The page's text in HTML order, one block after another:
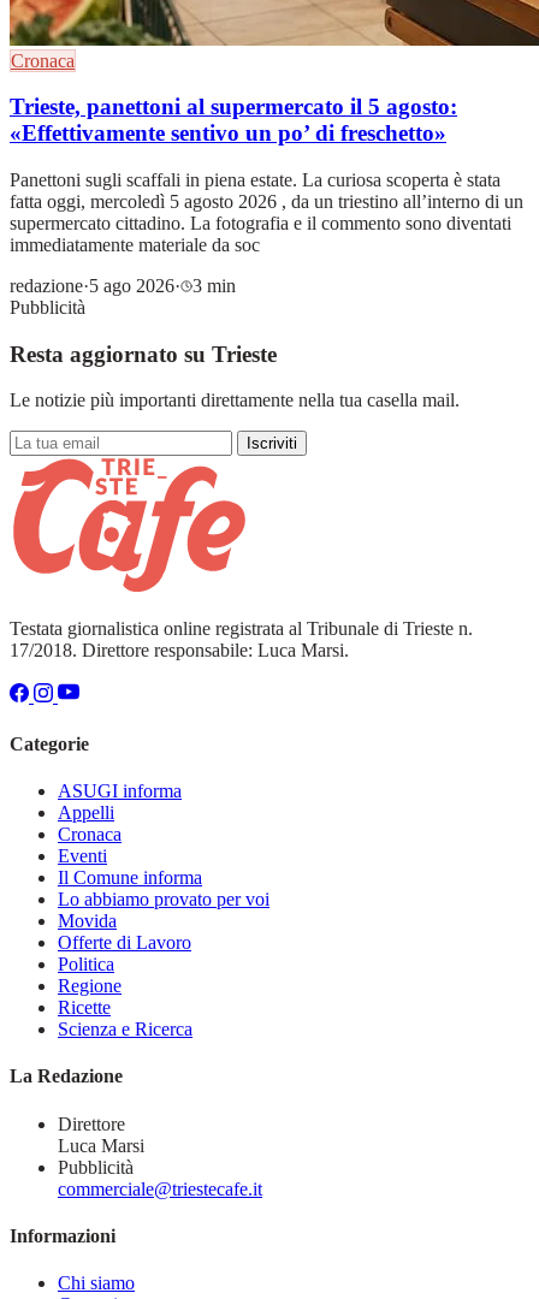
Cronaca
Trieste, panettoni al supermercato il 5 agosto:
«Effettivamente sentivo un po’ di freschetto»
Panettoni sugli scaffali in piena estate. La curiosa scoperta è stata
fatta oggi, mercoledì 5 agosto 2026 , da un triestino all’interno di un
supermercato cittadino. La fotografia e il commento sono diventati
immediatamente materiale da soc
redazione·5 ago 2026·
3 min
Pubblicità
Resta aggiornato su Trieste
Le notizie più importanti direttamente nella tua casella mail.
Iscriviti
Testata giornalistica online registrata al Tribunale di Trieste n.
17/2018. Direttore responsabile: Luca Marsi.
Categorie
ASUGI informa
Appelli
Cronaca
Eventi
Il Comune informa
Lo abbiamo provato per voi
Movida
Offerte di Lavoro
Politica
Regione
Ricette
Scienza e Ricerca
La Redazione
Direttore
Luca Marsi
Pubblicità
commerciale@triestecafe.it
Informazioni
Chi siamo